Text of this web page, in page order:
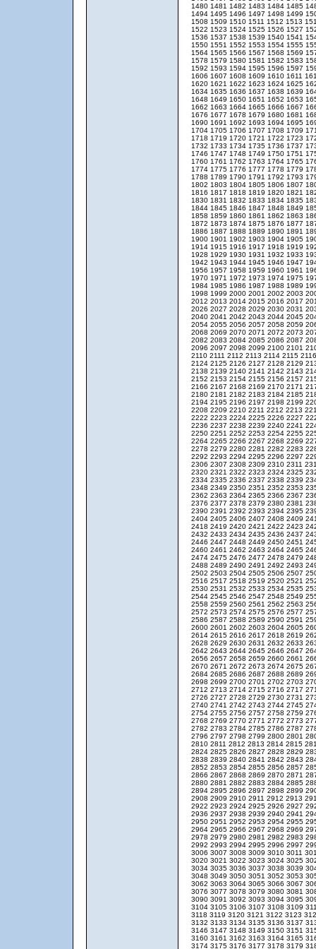
1480 1481 1482 1483 1484 1485
1494 1495 1496 1497 1498 1499
1508 1509 1510 1511 1512 1513
1522 1523 1524 1525 1526 1527
1536 1537 1538 1539 1540 1541
1550 1551 1552 1553 1554 1555
1564 1565 1566 1567 1568 1569
1578 1579 1580 1581 1582 1583
1592 1593 1594 1595 1596 1597
1606 1607 1608 1609 1610 1611
1620 1621 1622 1623 1624 1625
1634 1635 1636 1637 1638 1639
1648 1649 1650 1651 1652 1653
1662 1663 1664 1665 1666 1667
1676 1677 1678 1679 1680 1681
1690 1691 1692 1693 1694 1695
1704 1705 1706 1707 1708 1709
1718 1719 1720 1721 1722 1723
1732 1733 1734 1735 1736 1737
1746 1747 1748 1749 1750 1751
1760 1761 1762 1763 1764 1765
1774 1775 1776 1777 1778 1779
1788 1789 1790 1791 1792 1793
1802 1803 1804 1805 1806 1807
1816 1817 1818 1819 1820 1821
1830 1831 1832 1833 1834 1835
1844 1845 1846 1847 1848 1849
1858 1859 1860 1861 1862 1863
1872 1873 1874 1875 1876 1877
1886 1887 1888 1889 1890 1891
1900 1901 1902 1903 1904 1905
1914 1915 1916 1917 1918 1919
1928 1929 1930 1931 1932 1933
1942 1943 1944 1945 1946 1947
1956 1957 1958 1959 1960 1961
1970 1971 1972 1973 1974 1975
1984 1985 1986 1987 1988 1989
1998 1999 2000 2001 2002 2003
2012 2013 2014 2015 2016 2017
2026 2027 2028 2029 2030 2031
2040 2041 2042 2043 2044 2045
2054 2055 2056 2057 2058 2059
2068 2069 2070 2071 2072 2073
2082 2083 2084 2085 2086 2087
2096 2097 2098 2099 2100 2101
2110 2111 2112 2113 2114 2115
2124 2125 2126 2127 2128 2129
2138 2139 2140 2141 2142 2143
2152 2153 2154 2155 2156 2157
2166 2167 2168 2169 2170 2171
2180 2181 2182 2183 2184 2185
2194 2195 2196 2197 2198 2199
2208 2209 2210 2211 2212 2213
2222 2223 2224 2225 2226 2227
2236 2237 2238 2239 2240 2241
2250 2251 2252 2253 2254 2255
2264 2265 2266 2267 2268 2269
2278 2279 2280 2281 2282 2283
2292 2293 2294 2295 2296 2297
2306 2307 2308 2309 2310 2311
2320 2321 2322 2323 2324 2325
2334 2335 2336 2337 2338 2339
2348 2349 2350 2351 2352 2353
2362 2363 2364 2365 2366 2367
2376 2377 2378 2379 2380 2381
2390 2391 2392 2393 2394 2395
2404 2405 2406 2407 2408 2409
2418 2419 2420 2421 2422 2423
2432 2433 2434 2435 2436 2437
2446 2447 2448 2449 2450 2451
2460 2461 2462 2463 2464 2465
2474 2475 2476 2477 2478 2479
2488 2489 2490 2491 2492 2493
2502 2503 2504 2505 2506 2507
2516 2517 2518 2519 2520 2521
2530 2531 2532 2533 2534 2535
2544 2545 2546 2547 2548 2549
2558 2559 2560 2561 2562 2563
2572 2573 2574 2575 2576 2577
2586 2587 2588 2589 2590 2591
2600 2601 2602 2603 2604 2605
2614 2615 2616 2617 2618 2619
2628 2629 2630 2631 2632 2633
2642 2643 2644 2645 2646 2647
2656 2657 2658 2659 2660 2661
2670 2671 2672 2673 2674 2675
2684 2685 2686 2687 2688 2689
2698 2699 2700 2701 2702 2703
2712 2713 2714 2715 2716 2717
2726 2727 2728 2729 2730 2731
2740 2741 2742 2743 2744 2745
2754 2755 2756 2757 2758 2759
2768 2769 2770 2771 2772 2773
2782 2783 2784 2785 2786 2787
2796 2797 2798 2799 2800 2801
2810 2811 2812 2813 2814 2815
2824 2825 2826 2827 2828 2829
2838 2839 2840 2841 2842 2843
2852 2853 2854 2855 2856 2857
2866 2867 2868 2869 2870 2871
2880 2881 2882 2883 2884 2885
2894 2895 2896 2897 2898 2899
2908 2909 2910 2911 2912 2913
2922 2923 2924 2925 2926 2927
2936 2937 2938 2939 2940 2941
2950 2951 2952 2953 2954 2955
2964 2965 2966 2967 2968 2969
2978 2979 2980 2981 2982 2983
2992 2993 2994 2995 2996 2997
3006 3007 3008 3009 3010 3011
3020 3021 3022 3023 3024 3025
3034 3035 3036 3037 3038 3039
3048 3049 3050 3051 3052 3053
3062 3063 3064 3065 3066 3067
3076 3077 3078 3079 3080 3081
3090 3091 3092 3093 3094 3095
3104 3105 3106 3107 3108 3109
3118 3119 3120 3121 3122 3123
3132 3133 3134 3135 3136 3137
3146 3147 3148 3149 3150 3151
3160 3161 3162 3163 3164 3165
3174 3175 3176 3177 3178 3179